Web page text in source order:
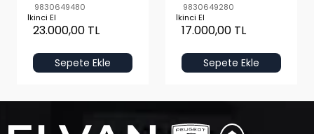
9830649480
İkinci El
23.000,00 TL
Sepete Ekle
9830649280
İkinci El
17.000,00 TL
Sepete Ekle